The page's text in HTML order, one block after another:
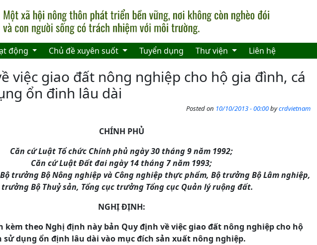
động Chủ đề xuyên suốt Tuyển dụng Thư viện Liên hệ
việc giao đất nông nghiệp cho hộ gia đình, cá
ổn đinh lâu dài
Posted on 10/10/2013 - 00:00bycrdvietnam
CHÍNH PHỦ
Căn cứ Luật Tổ chức Chính phủ ngày 30 tháng 9 năm 1992;
Căn cứ Luật Đất đai ngày 14 tháng 7 năm 1993;
trưởng Bộ Nông nghiệp và Công nghiệp thực phẩm, Bộ trưởng Bộ Lâm nghiệp,
trưởng Bộ Thuỷ sản, Tổng cục trưởng Tổng cục Quản lý ruộng đất.
NGHỊ ĐỊNH:
kèm theo Nghị định này bản Quy định về việc giao đất nông nghiệp cho hộ
sử dụng ổn định lâu dài vào mục đích sản xuất nông nghiệp.